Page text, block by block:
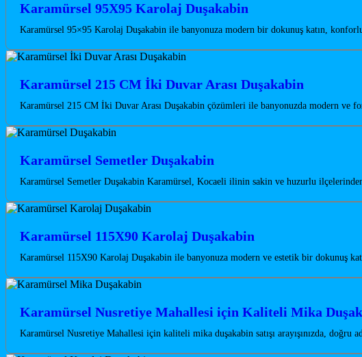
Karamürsel 95X95 Karolaj Duşakabin
Karamürsel 95×95 Karolaj Duşakabin ile banyonuza modern bir dokunuş katın,
Karamürsel 215 CM İki Duvar Arası Duşakabin
Karamürsel 215 CM İki Duvar Arası Duşakabin çözümleri ile banyonuzda modern ve
Karamürsel Semetler Duşakabin
Karamürsel Semetler Duşakabin Karamürsel, Kocaeli ilinin sakin ve huzurlu
Karamürsel 115X90 Karolaj Duşakabin
Karamürsel 115X90 Karolaj Duşakabin ile banyonuza modern ve estetik bir dokunuş
Karamürsel Nusretiye Mahallesi için Kaliteli Mika
Karamürsel Nusretiye Mahallesi için kaliteli mika duşakabin satışı arayışınızda,